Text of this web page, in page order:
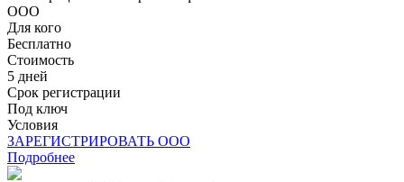
ООО
Для кого
Бесплатно
Стоимость
5 дней
Срок регистрации
Под ключ
Условия
ЗАРЕГИСТРИРОВАТЬ ООО
Подробнее